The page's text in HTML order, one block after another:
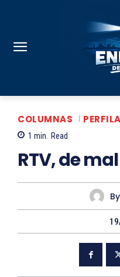
COLUMNAS
1 min. Read
RTV, de
By